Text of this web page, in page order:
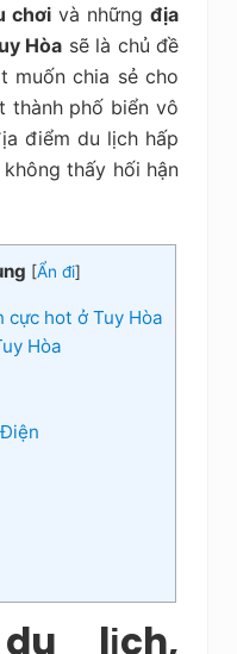
chơi và nhữngđịa
Hòa sẽ là chủ đề
muốn chia sẻ cho
thành phố biển vô
điểm du lịch hấp
thấy hối hận
[Ẩn đi]
hot ở Tuy Hòa
Hòa
lịch,